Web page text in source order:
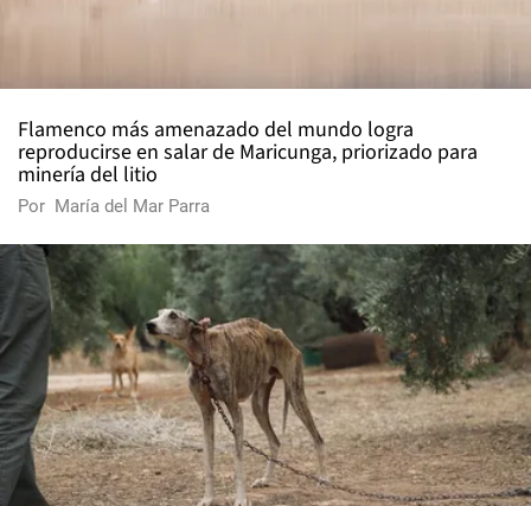
Flamenco más amenazado del mundo logra
reproducirse en salar de Maricunga, priorizado para
minería del litio
Por María del Mar Parra